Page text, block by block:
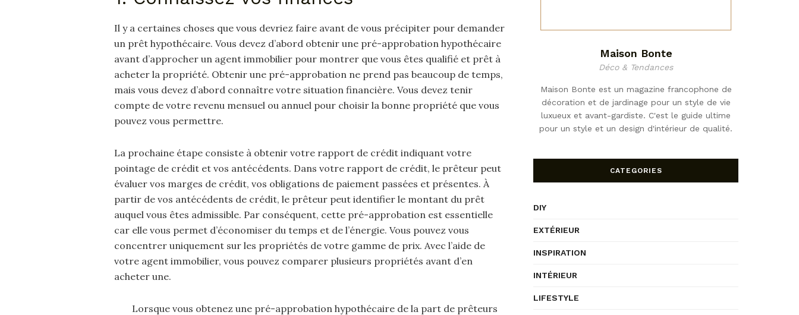
Il y a certaines choses que vous devriez faire avant de vous précipiter pour demander
un prêt hypothécaire. Vous devez d’abord obtenir une pré-approbation hypothécaire
avant d’approcher un agent immobilier pour montrer que vous êtes qualifié et prêt à
acheter la propriété. Obtenir une pré-approbation ne prend pas beaucoup de temps,
mais vous devez d’abord connaître votre situation financière. Vous devez tenir
compte de votre revenu mensuel ou annuel pour choisir la bonne propriété que vous
pouvez vous permettre.
La prochaine étape consiste à obtenir votre rapport de crédit indiquant votre
pointage de crédit et vos antécédents. Dans votre rapport de crédit, le prêteur peut
évaluer vos marges de crédit, vos obligations de paiement passées et présentes. À
partir de vos antécédents de crédit, le prêteur peut identifier le montant du prêt
auquel vous êtes admissible. Par conséquent, cette pré-approbation est essentielle
car elle vous permet d’économiser du temps et de l’énergie. Vous pouvez vous
concentrer uniquement sur les propriétés de votre gamme de prix. Avec l’aide de
votre agent immobilier, vous pouvez comparer plusieurs propriétés avant d’en
acheter une.
Lorsque vous obtenez une pré-approbation hypothécaire de la part de prêteurs
Maison Bonte
Déco & Tendances
Maison Bonte est un magazine francophone de
décoration et de jardinage pour un style de vie
luxueux et avant-gardiste. C'est le guide ultime
pour un style et un design d'intérieur de qualité.
CATEGORIES
DIY
EXTÉRIEUR
INSPIRATION
INTÉRIEUR
LIFESTYLE